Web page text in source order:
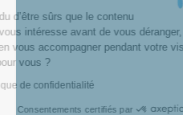
On a attendu d’être sûrs que le
de ce site vous intéresse avant
aimerait bien vous
C’est OK pour vous ?
Lire la politique de confidentialité
Consentements